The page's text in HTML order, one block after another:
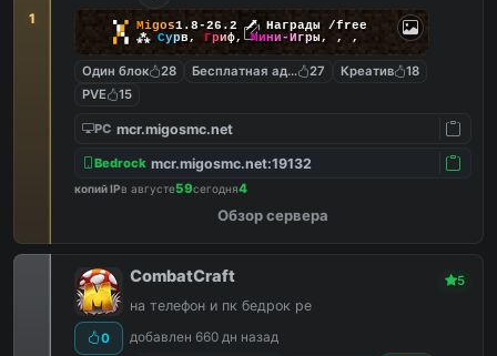
1 ▚▞ Migos1.8-26.2🗡 Награды /free
▞▚ ⁂ Сурв, Гриф,Мини-Игры, , ,
Один блок 28 Бесплатная админка
27 Креатив
18
PVE
15
PC mcr.migosmc.net
Bedrock mcr.migosmc.net:19132
копий IPв августе59сегодня4
Обзор сервера
0
CombatCraft 5
на телефон и пк бедрок pe
добавлен 660 дн назад